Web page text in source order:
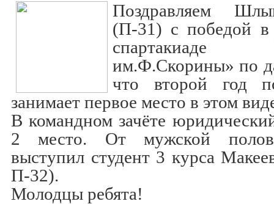
Поздравляем
(П-31) с победой в
им.Ф.Скорины» по
что второй год
занимает первое место в этом
В командном зачёте
2 место. От мужской
выступил студент 3 курса
П-32).
Молодцы ребята!